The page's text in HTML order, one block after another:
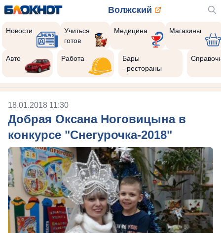
Волжский
Новости
Учиться
готов
Медицина Магазины
Авто Работа
Бары
- рестораны
18.01.2018 11:30
Добрая Оксана Ноговицына в
конкурсе "Снегурочка-2018"